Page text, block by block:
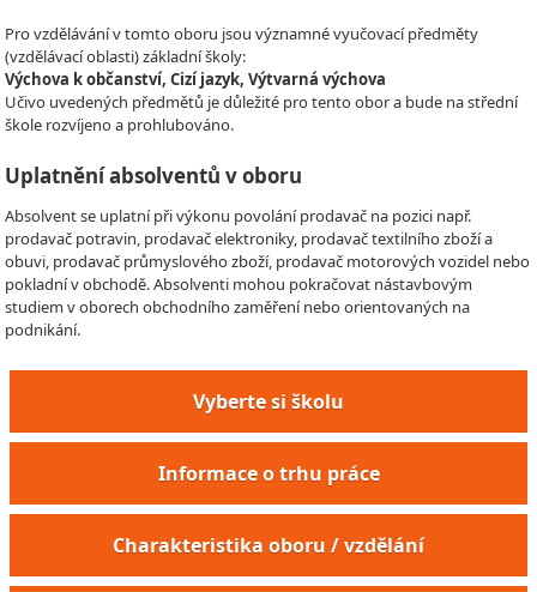
Pro vzdělávání v tomto oboru jsou významné vyučovací předměty
(vzdělávací oblasti) základní školy:
Výchova k občanství, Cizí jazyk, Výtvarná výchova
Učivo uvedených předmětů je důležité pro tento obor a bude na střední
škole rozvíjeno a prohlubováno.
Uplatnění absolventů v oboru
Absolvent se uplatní při výkonu povolání prodavač na pozici např.
prodavač potravin, prodavač elektroniky, prodavač textilního zboží a
obuvi, prodavač průmyslového zboží, prodavač motorových vozidel nebo
pokladní v obchodě. Absolventi mohou pokračovat nástavbovým
studiem v oborech obchodního zaměření nebo orientovaných na
podnikání.
Vyberte si školu
Informace o trhu práce
Charakteristika oboru / vzdělání